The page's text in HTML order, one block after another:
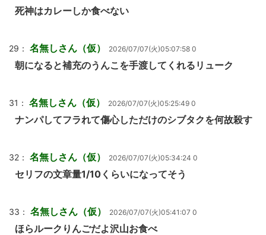
死神はカレーしか食べない
29： 名無しさん（仮） 2026/07/07(火)05:07:58 0
朝になると補充のうんこを手渡してくれるリューク
31： 名無しさん（仮） 2026/07/07(火)05:25:49 0
ナンパしてフラれて傷心しただけのシブタクを何故殺す
32： 名無しさん（仮） 2026/07/07(火)05:34:24 0
セリフの文章量1/10くらいになってそう
33： 名無しさん（仮） 2026/07/07(火)05:41:07 0
ほらルークりんごだよ沢山お食べ